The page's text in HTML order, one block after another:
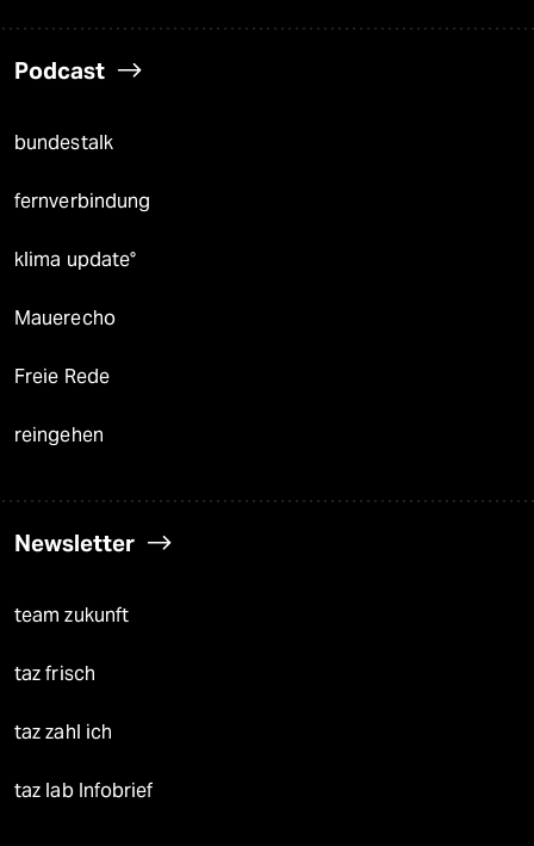
Podcast
bundestalk
fernverbindung
klima update°
Mauerecho
Freie Rede
reingehen
Newsletter
team zukunft
taz frisch
taz zahl ich
taz lab Infobrief